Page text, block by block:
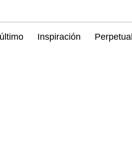
Inspiración Perpetual